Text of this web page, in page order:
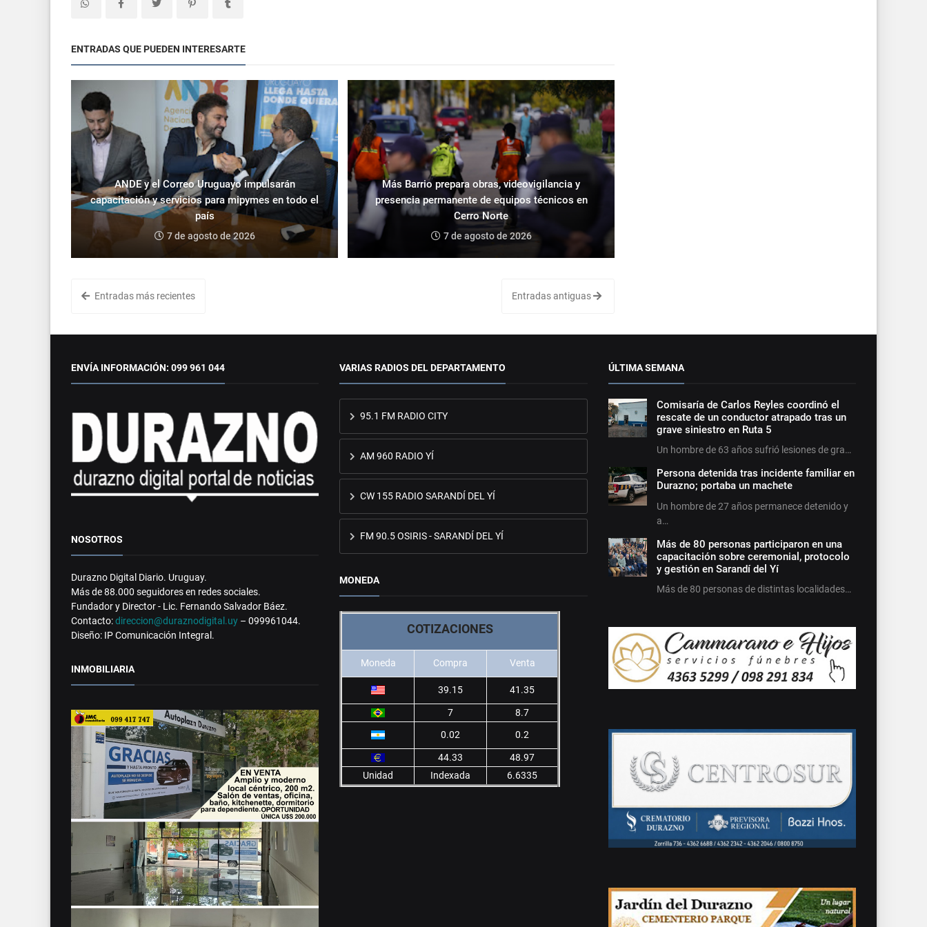
ENTRADAS QUE PUEDEN INTERESARTE
ANDE y el Correo Uruguayo impulsarán
capacitación y servicios para mipymes en todo el
país
7 de agosto de 2026
Más Barrio prepara obras, videovigilancia y
presencia permanente de equipos técnicos en
Cerro Norte
7 de agosto de 2026
Entradas más recientes Entradas antiguas
ENVÍA INFORMACIÓN: 099 961 044
NOSOTROS
Durazno Digital Diario. Uruguay.
Más de 88.000 seguidores en redes sociales.
Fundador y Director - Lic. Fernando Salvador Báez.
Contacto:direccion@duraznodigital.uy – 099961044.
Diseño: IP Comunicación Integral.
INMOBILIARIA
VARIAS RADIOS DEL DEPARTAMENTO
95.1 FM RADIO CITY
AM 960 RADIO YÍ
CW 155 RADIO SARANDÍ DEL YÍ
FM 90.5 OSIRIS - SARANDÍ DEL YÍ
MONEDA
COTIZACIONES
Moneda Compra Venta
39.15 41.35
7
8.7
0.02
0.2
44.33
48.97
Unidad
Indexada 6.6335
ÚLTIMA SEMANA
Comisaría de Carlos Reyles coordinó el
rescate de un conductor atrapado tras un
grave siniestro en Ruta 5
Un hombre de 63 años sufrió lesiones de gra…
Persona detenida tras incidente familiar en
Durazno; portaba un machete
Un hombre de 27 años permanece detenido y
a…
Más de 80 personas participaron en una
capacitación sobre ceremonial, protocolo
y gestión en Sarandí del Yí
Más de 80 personas de distintas localidades…